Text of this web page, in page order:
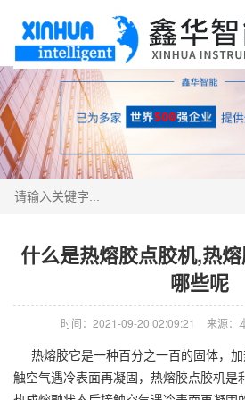
什么是热熔胶点胶机,热
哪些呢
时间：2021-09-20 02:09:21 来源：
热熔胶它是一种百分之一百的固体，
触空气遇冷表面再凝固，热熔胶点胶机是